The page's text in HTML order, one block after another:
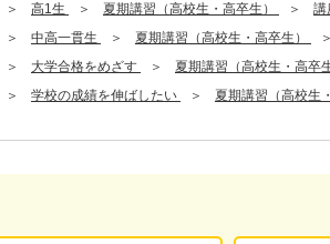
高1生 夏期講習（高校生・高卒生） 講
中高一貫生 夏期講習（高校生・高卒生）
大学合格をめざす 夏期講習（高校生・高卒生
学校の成績を伸ばしたい 夏期講習（高校生